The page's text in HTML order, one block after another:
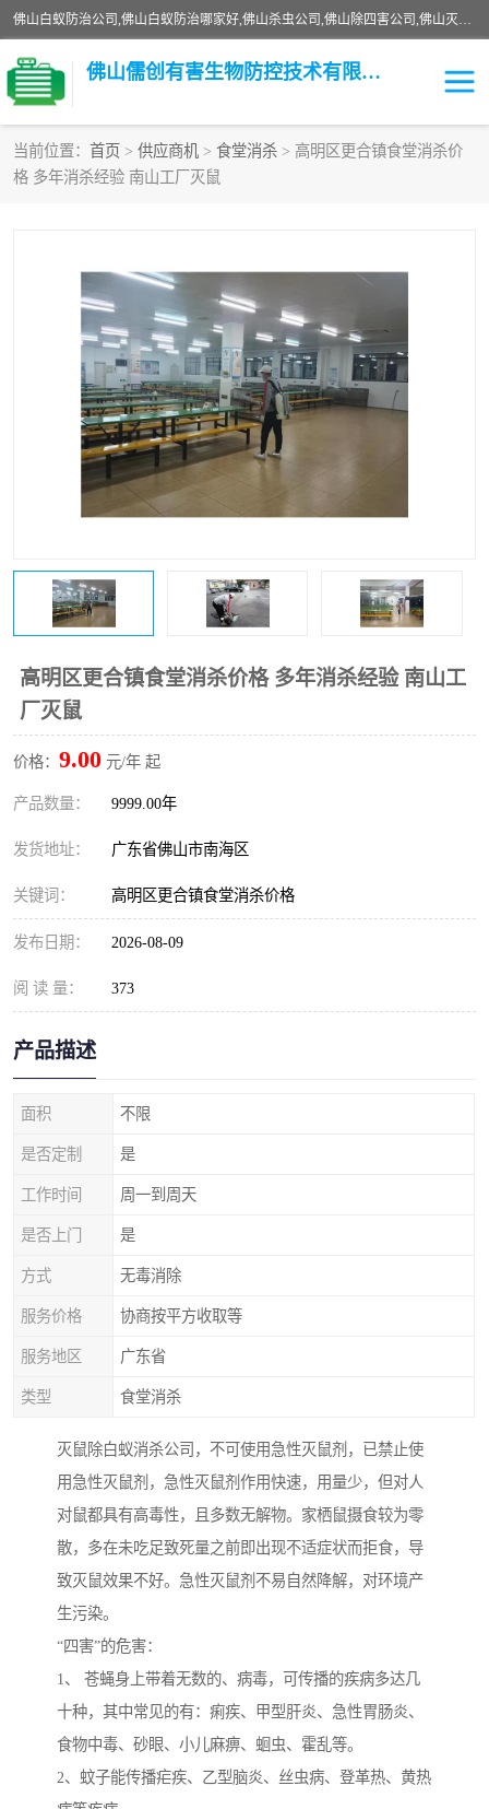
佛山白蚁防治公司,佛山白蚁防治哪家好,佛山杀虫公司,佛山除四害公司,佛山灭白蚁公司,佛山白蚁防治佛山儒创有害生物防治有限公司是一家佛山杀虫公司、佛山除四害公司、佛山灭白蚁公司、佛山白蚁防治公司，让您远离虫害困扰。要问佛山白蚁防治哪家好？佛山儒创有害生物防治有限公司全佛山、广州，正规公司，上门勘查，可靠，售后有保障。
佛山儒创有害生物防控技术有限公司
当前位置： 首页 > 供应商机 > 食堂消杀 > 高明区更合镇食堂消杀价
格 多年消杀经验 南山工厂灭鼠
高明区更合镇食堂消杀价格 多年消杀经验 南山工
厂灭鼠
价格： 9.00 元/年 起
产品数量： 9999.00年
发货地址： 广东省佛山市南海区
关键词： 高明区更合镇食堂消杀价格
发布日期： 2026-08-09
阅 读 量： 373
产品描述
面积 不限
是否定制 是
工作时间 周一到周天
是否上门 是
方式 无毒消除
服务价格 协商按平方收取等
服务地区 广东省
类型 食堂消杀
灭鼠除白蚁消杀公司，不可使用急性灭鼠剂，已禁止使
用急性灭鼠剂，急性灭鼠剂作用快速，用量少，但对人
对鼠都具有高毒性，且多数无解物。家栖鼠摄食较为零
散，多在未吃足致死量之前即出现不适症状而拒食，导
致灭鼠效果不好。急性灭鼠剂不易自然降解，对环境产
生污染。
“四害”的危害：
1、 苍蝇身上带着无数的、病毒，可传播的疾病多达几
十种，其中常见的有：痢疾、甲型肝炎、急性胃肠炎、
食物中毒、砂眼、小儿麻痹、蛔虫、霍乱等。
2、蚊子能传播疟疾、乙型脑炎、丝虫病、登革热、黄热
白蚁消杀
除四害
校园消杀 园区消杀
害虫防治